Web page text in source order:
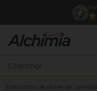
Extractions de résine de cannabis